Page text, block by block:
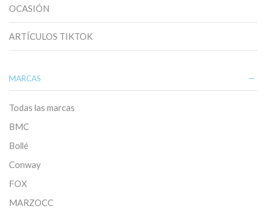
OCASIÓN
ARTÍCULOS TIKTOK
MARCAS
Todas las marcas
BMC
Bollé
Conway
FOX
MARZOCC